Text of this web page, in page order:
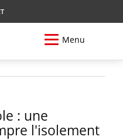
Menu
: une
l'isolement